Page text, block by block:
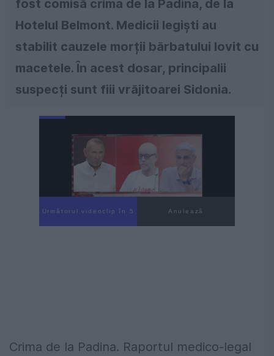
fost comisă crima de la Padina, de la
Hotelul Belmont. Medicii legiști au
stabilit cauzele morții bărbatului lovit cu
macetele. În acest dosar, principalii
suspecți sunt fiii vrăjitoarei Sidonia.
Următorul videoclip în 3 Anulează
Crima de la Padina. Raportul medico-legal